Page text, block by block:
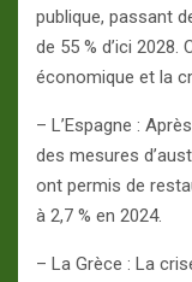
publique, passant
de 55 % d’ici
économique et la
– L’Espagne :
des mesures
ont permis de
à 2,7 % en 2024.
– La Grèce : La